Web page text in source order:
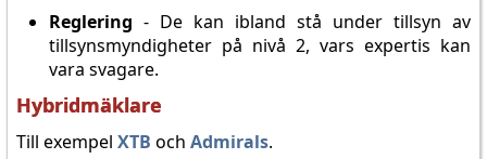
Reglering - De kan ibland stå under tillsyn av
tillsynsmyndigheter på nivå 2, vars expertis kan
vara svagare.
Hybridmäklare
Till exempel XTB och Admirals.